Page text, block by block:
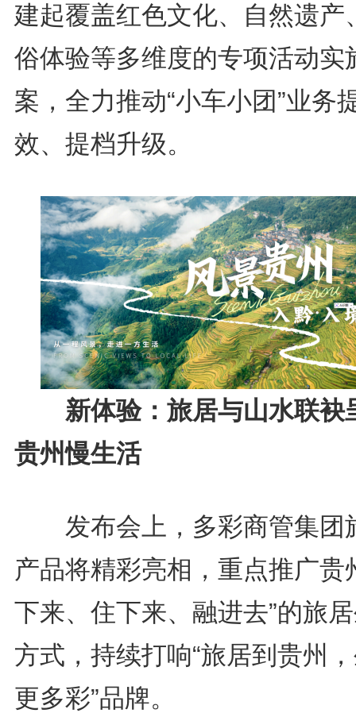
建起覆盖红色文化、自然遗产
俗体验等多维度的专项活动实
案，全力推动“小车小团”业务
效、提档升级。
新体验：旅居与山水联袂
贵州慢生活
发布会上，多彩商管集团
产品将精彩亮相，重点推广贵
下来、住下来、融进去”的旅
方式，持续打响“旅居到贵州
更多彩”品牌。